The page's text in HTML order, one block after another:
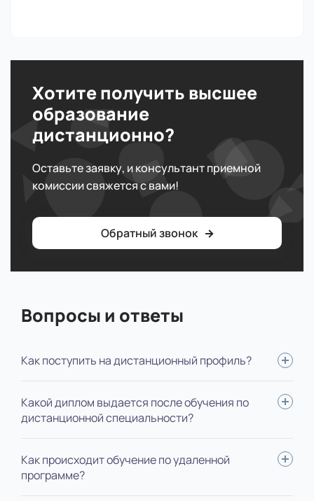
Хотите получить высшее
образование
дистанционно?
Оставьте заявку, и консультант приемной
комиссии свяжется с вами!
Обратный звонок
Вопросы и ответы
Как поступить на дистанционный профиль?
Для поступления вам нужно: определиться со
специальностью, выслать нам документы, пройти
оформление полностью берем на себя.
Какой диплом выдается после обучения по
дистанционной специальности?
В зависимости от ступени обучения, выдается диплом
государственного образца специалиста, бакалавра или
магистра. В дипломе не указывается форма обучения.
Как происходит обучение по удаленной
программе?